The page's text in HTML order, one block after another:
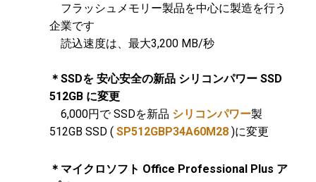
フラッシュメモリー製品を中心に製造を行う
企業です
読込速度は、最大3,200 MB/秒
＊SSDを 安心安全の新品 シリコンパワー SSD
512GB に変更
6,000円で SSDを新品 シリコンパワー製
512GB SSD ( SP512GBP34A60M28 )に変更
＊マイクロソフト Office Professional Plus ア